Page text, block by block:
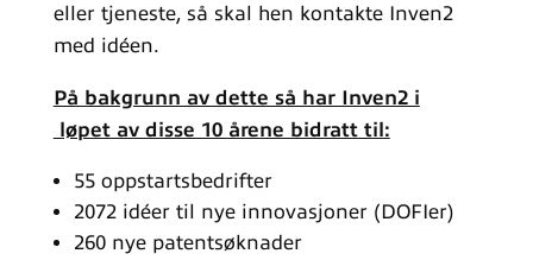
eller tjeneste, så skal hen kontakte Inven2
med idéen.
På bakgrunn av dette så har Inven2 i
løpet av disse 10 årene bidratt til:
55 oppstartsbedrifter
2072 idéer til nye innovasjoner (DOFIer)
260 nye patentsøknader